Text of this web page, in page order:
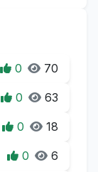
0 70
0 63
0 18
0 6